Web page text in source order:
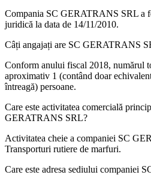
Compania SC GERATRANS SRL a
juridică la data de 14/11/2010.
Câți angajați are SC GERATRANS
Conform anului fiscal 2018, numărul
aproximativ 1 (contând doar
întreagă) persoane.
Care este activitatea comercială
GERATRANS SRL?
Activitatea cheie a companiei SC
Transporturi rutiere de marfuri.
Care este adresa sediului companiei